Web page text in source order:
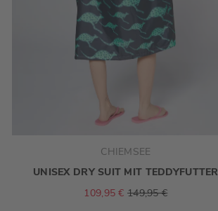
CHIEMSEE
UNISEX DRY SUIT MIT TEDDYFUTTER
109,95 € 149,95 €